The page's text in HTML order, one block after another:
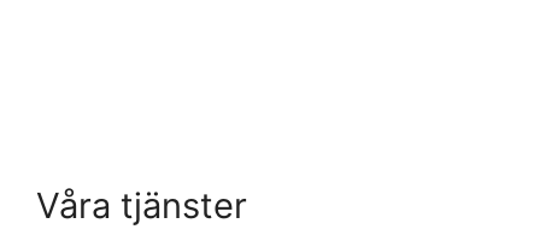
Våra tjänster